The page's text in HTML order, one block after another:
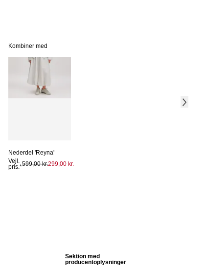
Kombiner med
Nederdel 'Reyna'
Vejl.
pris.*599,00 kr.299,00 kr.
Sektion med
producentoplysninger